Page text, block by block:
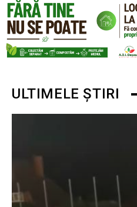
ULTIMELE ȘTIRI